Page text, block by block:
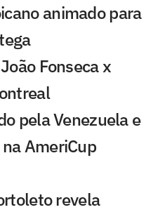
animado para
Fonseca x
pela Venezuela e
AmeriCup
revela